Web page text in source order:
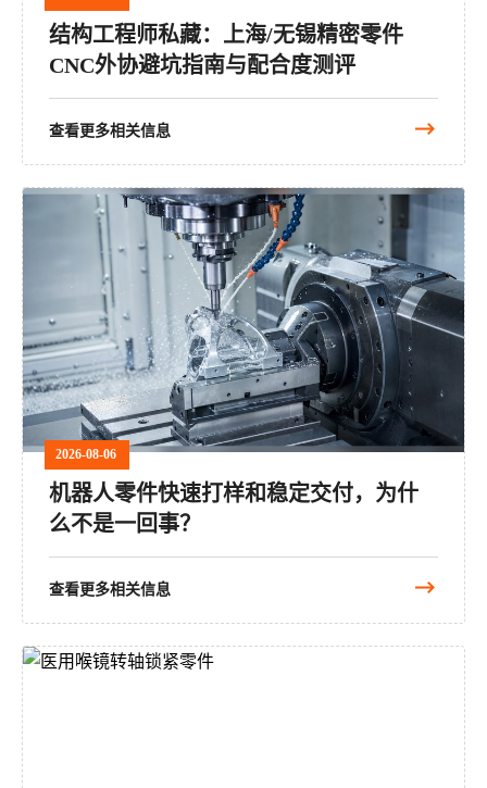
结构工程师私藏：上海/无锡精密零件
CNC外协避坑指南与配合度测评
查看更多相关信息
2026-08-06
机器人零件快速打样和稳定交付，为什
么不是一回事？
查看更多相关信息